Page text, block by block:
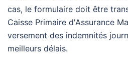
cas, le formulaire doit être
Caisse Primaire d'Assurance
versement des indemnités
meilleurs délais.